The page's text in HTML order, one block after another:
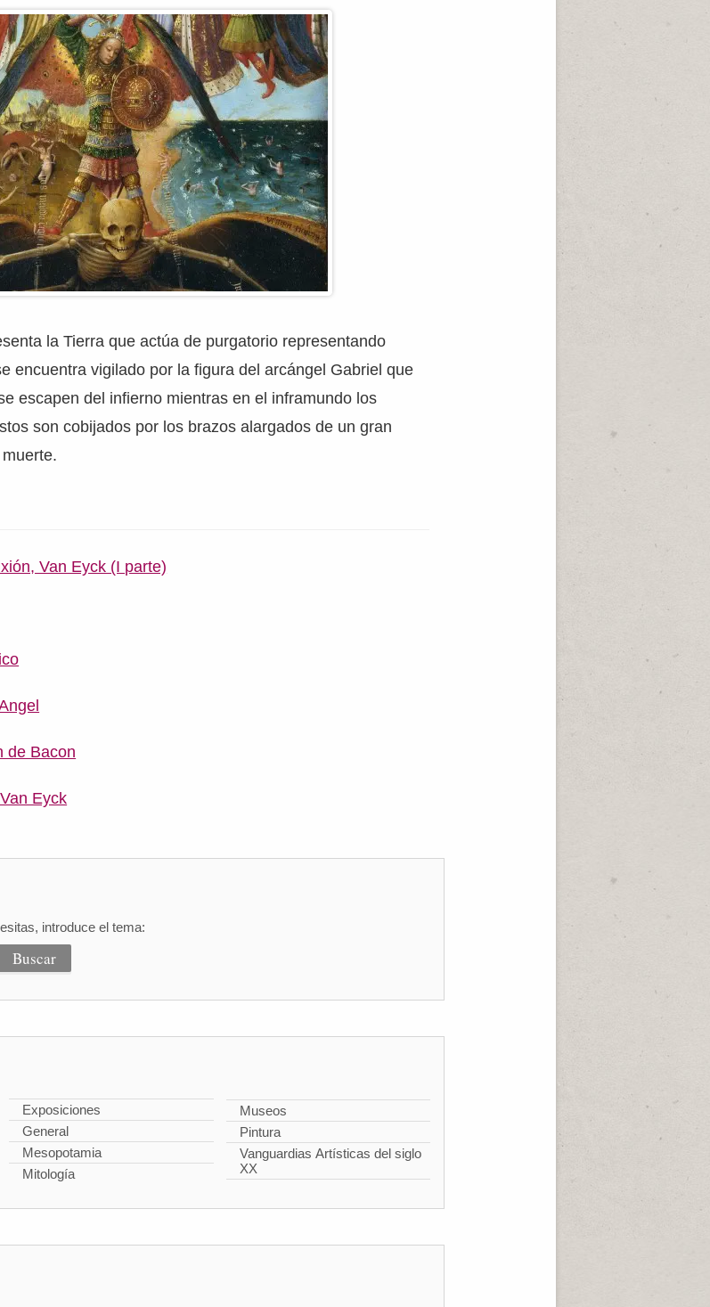
la Tierra que actúa de purgatorio representando
encuentra vigilado por la figura del arcángel Gabriel que
escapen del infierno mientras en el inframundo los
son cobijados por los brazos alargados de un gran
Van Eyck (I parte)
de Bacon
Eyck
introduce el tema:
Exposiciones
General
Mesopotamia
Mitología
Museos
Pintura
Vanguardias Artísticas del siglo
XX